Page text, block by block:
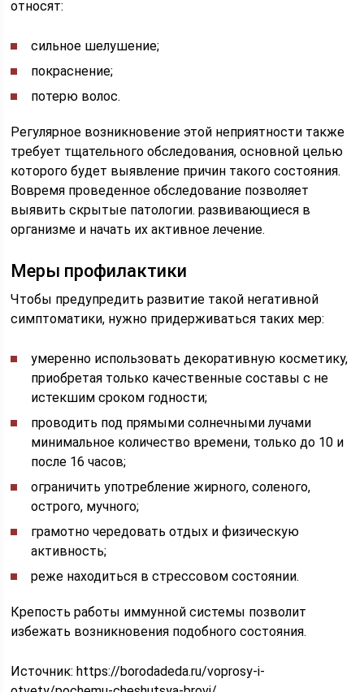
относят:
сильное шелушение;
покраснение;
потерю волос.
Регулярное возникновение этой неприятности также
требует тщательного обследования, основной целью
которого будет выявление причин такого состояния.
Вовремя проведенное обследование позволяет
выявить скрытые патологии. развивающиеся в
организме и начать их активное лечение.
Меры профилактики
Чтобы предупредить развитие такой негативной
симптоматики, нужно придерживаться таких мер:
умеренно использовать декоративную косметику,
приобретая только качественные составы с не
истекшим сроком годности;
проводить под прямыми солнечными лучами
минимальное количество времени, только до 10 и
после 16 часов;
ограничить употребление жирного, соленого,
острого, мучного;
грамотно чередовать отдых и физическую
активность;
реже находиться в стрессовом состоянии.
Крепость работы иммунной системы позволит
избежать возникновения подобного состояния.
Источник:https://borodadeda.ru/voprosy-i-